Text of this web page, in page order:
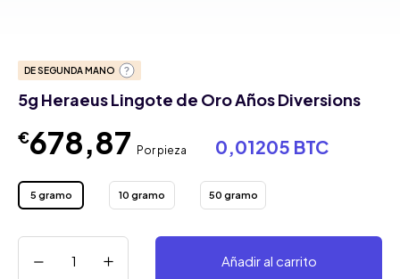
DE SEGUNDA MANO
5g Heraeus Lingote de Oro Años Diversions
€678,87 Por pieza 0,01205 BTC
5 gramo 10 gramo 50 gramo
Añadir al carrito